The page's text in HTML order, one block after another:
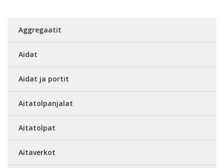
Aggregaatit
Aidat
Aidat ja portit
Aitatolpanjalat
Aitatolpat
Aitaverkot